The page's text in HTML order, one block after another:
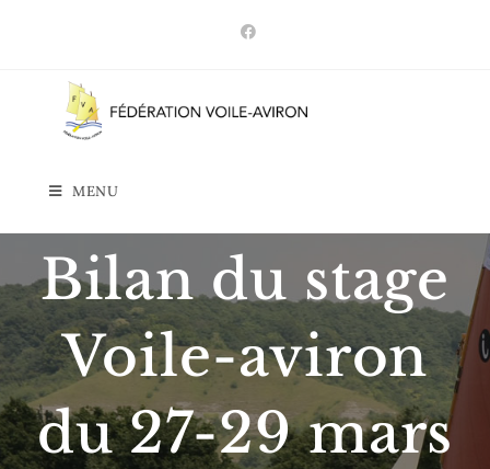
MENU
Bilan du stage
Voile-aviron
du 27-29 mars